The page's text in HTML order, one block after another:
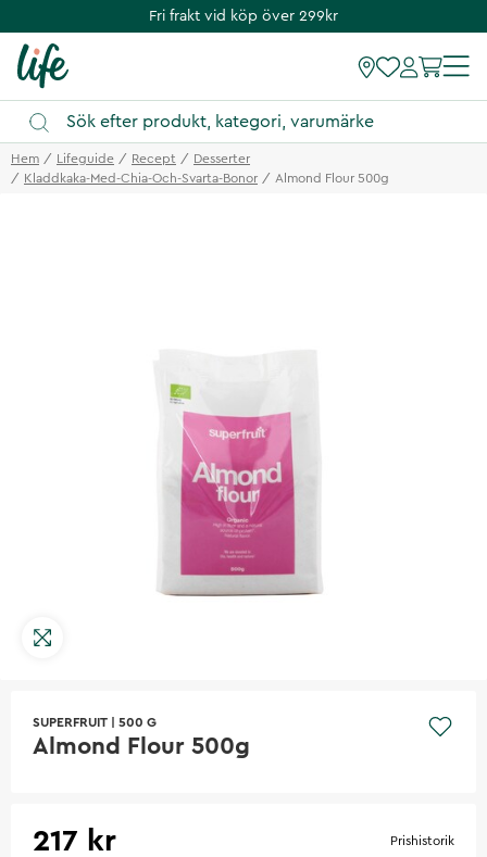
Fri frakt vid köp över 299kr
Hem Lifeguide Recept
Desserter
Kladdkaka-Med-Chia-Och-Svarta-Bonor
Almond Flour 500g
SUPERFRUIT 500 G
Almond Flour 500g
217 kr Prishistorik